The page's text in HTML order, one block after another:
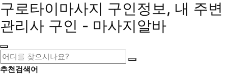
구로타이마사지 구인정보, 내 주변
관리사 구인 - 마사지알바
추천검색어